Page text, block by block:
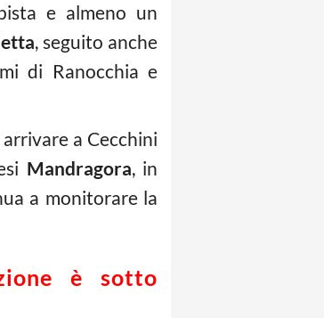
e almeno un
, seguito anche
di Ranocchia e
a Cecchini
Mandragora, in
a monitorare la
è sotto